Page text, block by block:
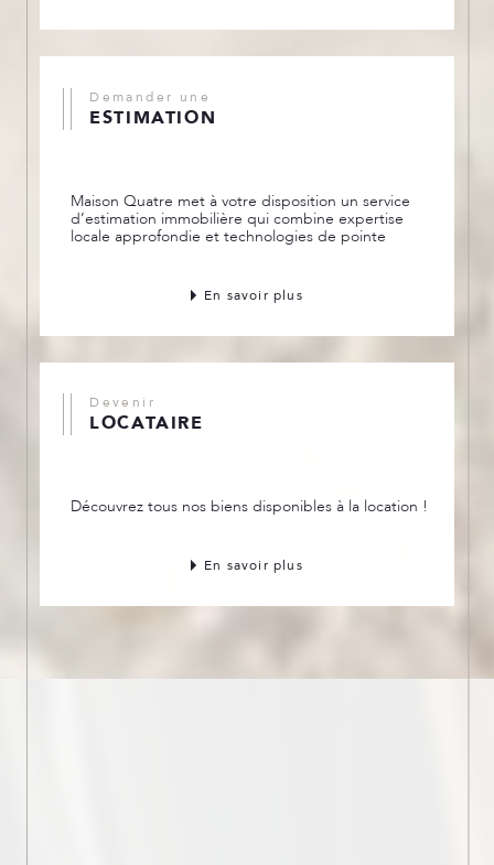
Demander une
ESTIMATION
Maison Quatre met à votre disposition un service
d’estimation immobilière qui combine expertise
locale approfondie et technologies de pointe
En savoir plus
Devenir
LOCATAIRE
Découvrez tous nos biens disponibles à la location !
En savoir plus